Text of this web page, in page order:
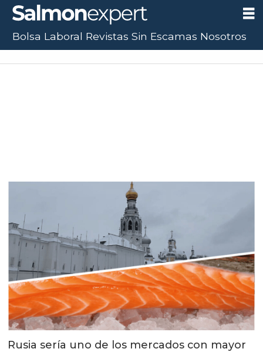
Rusia sería uno de los mercados con mayor
Bolsa Laboral Revistas Sin Escamas Nosotros